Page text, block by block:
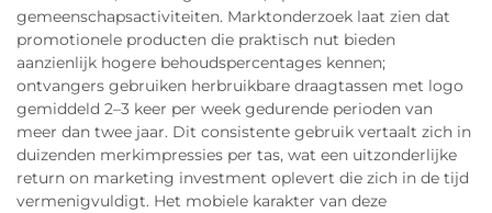
gemeenschapsactiviteiten. Marktonderzoek laat zien dat
promotionele producten die praktisch nut bieden
aanzienlijk hogere behoudspercentages kennen;
ontvangers gebruiken herbruikbare draagtassen met logo
gemiddeld 2–3 keer per week gedurende perioden van
meer dan twee jaar. Dit consistente gebruik vertaalt zich in
duizenden merkimpressies per tas, wat een uitzonderlijke
return on marketing investment oplevert die zich in de tijd
vermenigvuldigt. Het mobiele karakter van deze